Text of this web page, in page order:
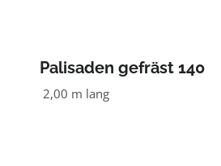
Palisaden gefräst 140
NADELHOLZ
2,00 m lang